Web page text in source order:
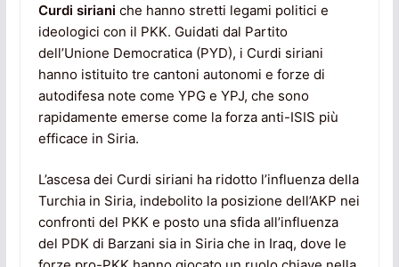
Curdi siriani che hanno stretti legami politici e
ideologici con il PKK. Guidati dal Partito
dell’Unione Democratica (PYD), i Curdi siriani
hanno istituito tre cantoni autonomi e forze di
autodifesa note come YPG e YPJ, che sono
rapidamente emerse come la forza anti-ISIS più
efficace in Siria.
L’ascesa dei Curdi siriani ha ridotto l’influenza della
Turchia in Siria, indebolito la posizione dell’AKP nei
confronti del PKK e posto una sfida all’influenza
del PDK di Barzani sia in Siria che in Iraq, dove le